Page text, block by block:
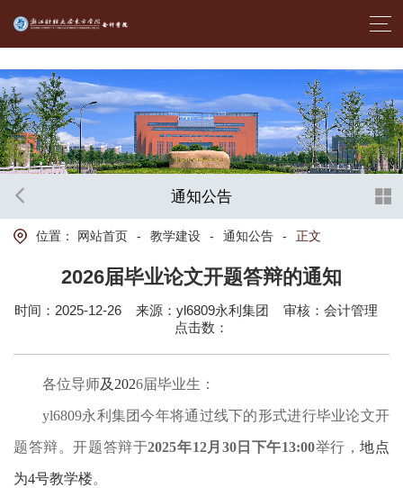
通知公告
位置： 网站首页 - 教学建设 - 通知公告 - 正文
2026届毕业论文开题答辩的通知
时间：2025-12-26 来源：yl6809永利集团
审核：会计管理
点击数：
各位导师及 2026届毕业生：
yl6809永利集团今年将通过线下的形式进行毕业论文开
题答辩。开题答辩于2025年12月 30日下午13:00举行 ，地点
为4号教学楼。